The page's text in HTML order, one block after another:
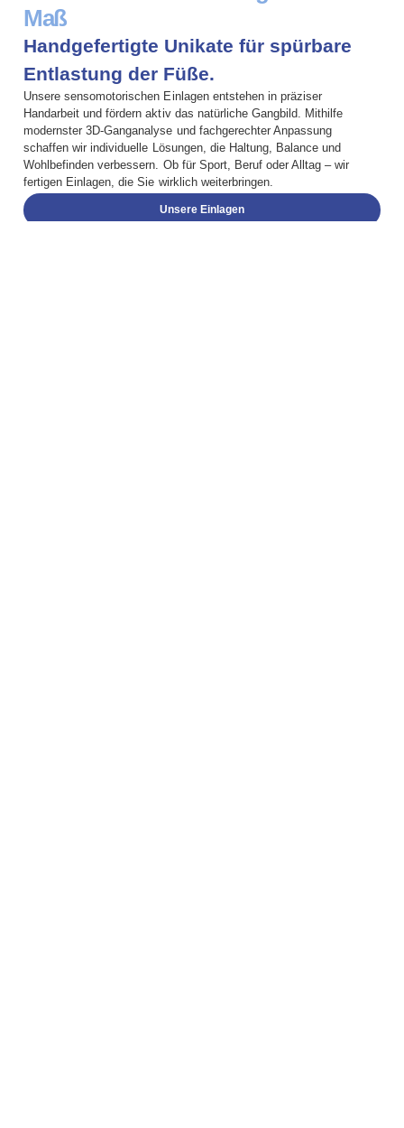
Maß
Handgefertigte Unikate für spürbare
Entlastung der Füße.
Unsere sensomotorischen Einlagen entstehen in präziser
Handarbeit und fördern aktiv das natürliche Gangbild. Mithilfe
modernster 3D-Ganganalyse und fachgerechter Anpassung
schaffen wir individuelle Lösungen, die Haltung, Balance und
Wohlbefinden verbessern. Ob für Sport, Beruf oder Alltag – wir
fertigen Einlagen, die Sie wirklich weiterbringen.
Unsere Einlagen